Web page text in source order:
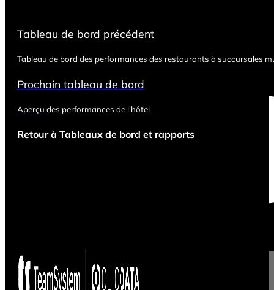
Tableau de bord précédent
Tableau de bord des performances des restaurants à succursales
Prochain tableau de bord
Aperçu des performances de l’hôtel
Retour à Tableaux de bord et rapports